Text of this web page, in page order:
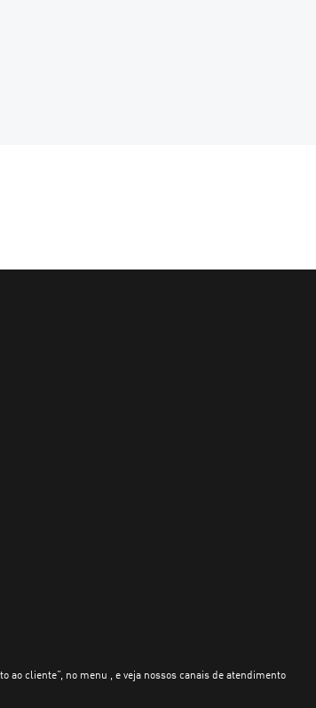
ao cliente”, no menu , e veja nossos canais de atendimento